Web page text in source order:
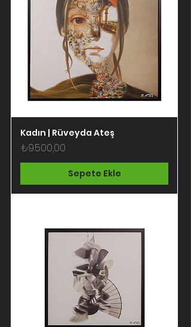
Kadın | Rüveyda Ateş
Fiyat
₺9.500,00
Sepete Ekle